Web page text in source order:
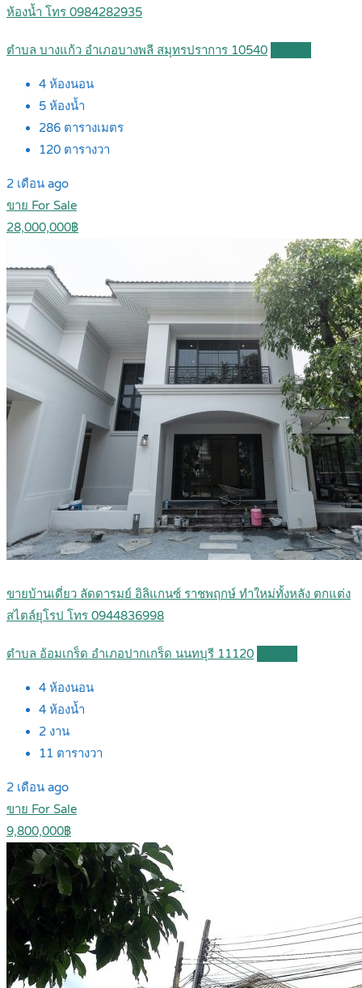
ห้องน้ำ โทร 0984282935
ตำบล บางแก้ว อำเภอบางพลี สมุทรปราการ 10540
4 ห้องนอน
5 ห้องน้ำ
286 ตารางเมตร
120 ตารางวา
2 เดือน ago
ขาย For Sale
28,000,000฿
ขายบ้านเดี่ยว ลัดดารมย์ อิลิแกนซ์ ราชพฤกษ์ ทำใหม่ทั้งหลัง ตกแต่ง
สไตล์ยุโรป โทร 0944836998
ตำบล อ้อมเกร็ด อำเภอปากเกร็ด นนทบุรี 11120
4 ห้องนอน
4 ห้องน้ำ
2 งาน
11 ตารางวา
2 เดือน ago
ขาย For Sale
9,800,000฿